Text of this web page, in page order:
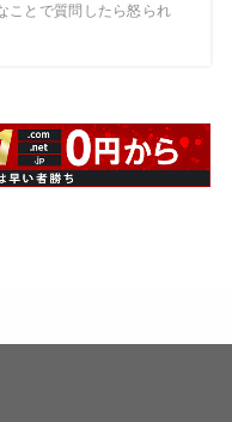
ことで質問したら怒られ